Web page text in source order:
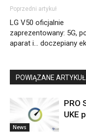
Poprzedni artykuł
LG V50 oficjalnie
zaprezentowany: 5G,
aparat i… doczepiany
POWIĄZANE
News
PRO
UKE